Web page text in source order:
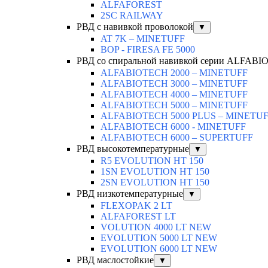
ALFAFOREST
2SC RAILWAY
РВД с навивкой проволокой
▼
AT 7K – MINETUFF
BOP - FIRESA FE 5000
РВД со спиральной навивкой серии
ALFABIOTECH 2000 – MINETUFF
ALFABIOTECH 3000 – MINETUFF
ALFABIOTECH 4000 – MINETUFF
ALFABIOTECH 5000 – MINETUFF
ALFABIOTECH 5000 PLUS –
ALFABIOTECH 6000 - MINETUFF
ALFABIOTECH 6000 – SUPERTUFF
РВД высокотемпературные
▼
R5 EVOLUTION HT 150
1SN EVOLUTION HT 150
2SN EVOLUTION HT 150
РВД низкотемпературные
▼
FLEXOPAK 2 LT
ALFAFOREST LT
VOLUTION 4000 LT NEW
EVOLUTION 5000 LT NEW
EVOLUTION 6000 LT NEW
РВД маслостойкие
▼